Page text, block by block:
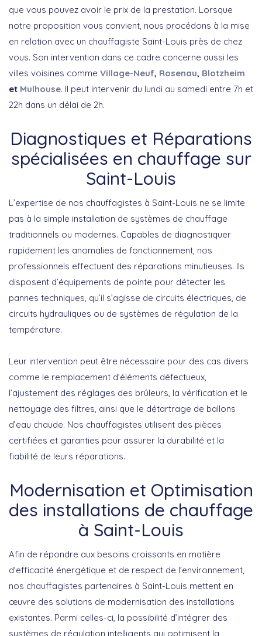
que vous pouvez avoir le prix de la prestation. Lorsque
notre proposition vous convient, nous procédons à la mise
en relation avec un chauffagiste Saint-Louis près de chez
vous. Son intervention dans ce cadre concerne aussi les
villes voisines comme Village-Neuf, Rosenau, Blotzheim
et Mulhouse. Il peut intervenir du lundi au samedi entre 7h et
22h dans un délai de 2h.
Diagnostiques et Réparations
spécialisées en chauffage sur
Saint-Louis
L’expertise de nos chauffagistes à Saint-Louis ne se limite
pas à la simple installation de systèmes de chauffage
traditionnels ou modernes. Capables de diagnostiquer
rapidement les anomalies de fonctionnement, nos
professionnels effectuent des réparations minutieuses. Ils
disposent d’équipements de pointe pour détecter les
pannes techniques, qu’il s’agisse de circuits électriques, de
circuits hydrauliques ou de systèmes de régulation de la
température.
Leur intervention peut être nécessaire pour des cas divers
comme le remplacement d’éléments défectueux,
l’ajustement des réglages des brûleurs, la vérification et le
nettoyage des filtres, ainsi que le détartrage de ballons
d’eau chaude. Nos chauffagistes utilisent des pièces
certifiées et garanties pour assurer la durabilité et la
fiabilité de leurs réparations.
Modernisation et Optimisation
des installations de chauffage
à Saint-Louis
Afin de répondre aux besoins croissants en matière
d’efficacité énergétique et de respect de l’environnement,
nos chauffagistes partenaires à Saint-Louis mettent en
œuvre des solutions de modernisation des installations
existantes. Parmi celles-ci, la possibilité d’intégrer des
systèmes de régulation intelligents qui optimisent la